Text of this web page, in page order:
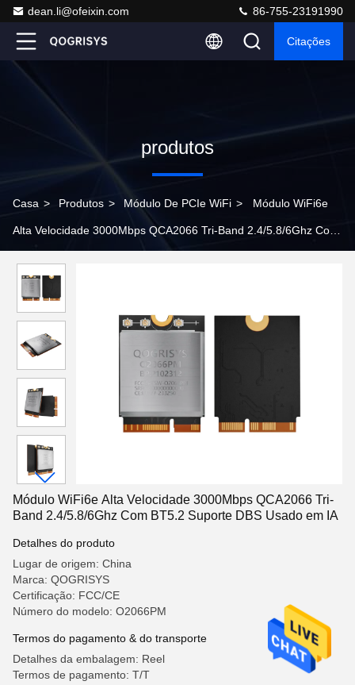
dean.li@ofeixin.com 86-755-23191990
Citações
produtos
Casa > Produtos > Módulo De PCIe WiFi > Módulo WiFi6e
Alta Velocidade 3000Mbps QCA2066 Tri-Band 2.4/5.8/6Ghz Com
Módulo WiFi6e Alta Velocidade 3000Mbps QCA2066 Tri-
Band 2.4/5.8/6Ghz Com BT5.2 Suporte DBS Usado em IA
Detalhes do produto
Lugar de origem: China
Marca: QOGRISYS
Certificação: FCC/CE
Número do modelo: O2066PM
Termos do pagamento & do transporte
Detalhes da embalagem: Reel
Termos de pagamento: T/T